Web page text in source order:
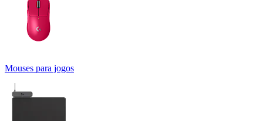
Mouses para jogos